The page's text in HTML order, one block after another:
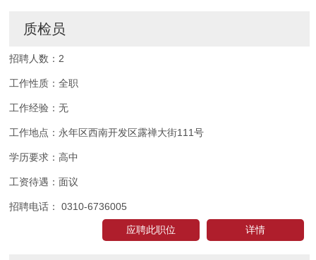
质检员
招聘人数：2
工作性质：全职
工作经验：无
工作地点： 永年区西南开发区露禅大街111号
学历要求：高中
工资待遇：面议
招聘电话： 0310-6736005
详情
应聘此职位